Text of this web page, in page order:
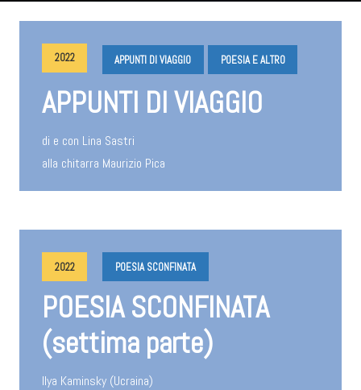
2022 APPUNTI DI VIAGGIO POESIA E ALTRO
APPUNTI DI VIAGGIO
di e con Lina Sastri
alla chitarra Maurizio Pica
2022 POESIA SCONFINATA
POESIA SCONFINATA
(settima parte)
Ilya Kaminsky (Ucraina)